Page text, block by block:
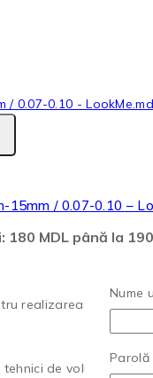
15mm / 0.07-0.10 –
MDL până la
realizarea oricărui
de volum și fir cu
Nume
Parolă